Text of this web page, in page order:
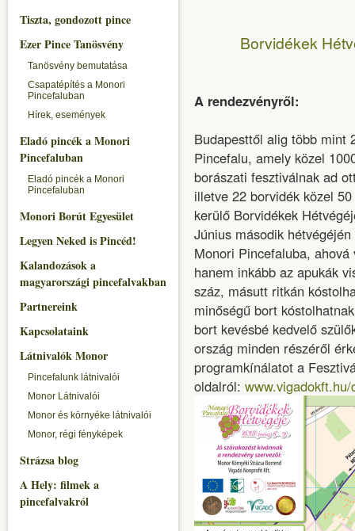
Tiszta, gondozott pince
Ezer Pince Tanösvény
Tanösvény bemutatása
Csapatépítés a Monori
Pincefaluban
Hírek, események
Eladó pincék a Monori
Pincefaluban
Eladó pincék a Monori
Pincefaluban
Monori Borút Egyesület
Legyen Neked is Pincéd!
Kalandozások a
magyarországi pincefalvakban
Partnereink
Kapcsolataink
Látnivalók Monor
Pincefalunk látnivalói
Monor Látnivalói
Monor és környéke látnivalói
Monor, régi fényképek
Strázsa blog
A Hely: filmek a
pincefalvakról
Borvidékek
A rendezvényről:
Budapesttől alig több mint
Pincefalu, amely közel
borászati fesztiválnak ad
illetve 22 borvidék közel
kerülő Borvidékek
Június második
Monori Pincefaluba,
hanem inkább az apukák
száz, másutt ritkán
minőségű bort
bort kevésbé kedvelő
ország minden részéről
programkínálatot a
oldalról: